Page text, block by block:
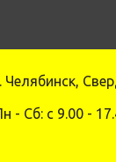
Челябинск,
- Сб: c 9.00 -